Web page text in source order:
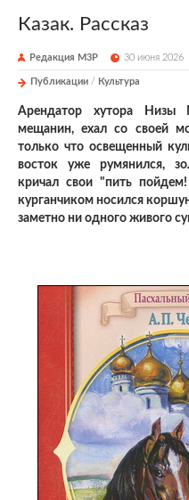
Казак. Рассказ
Редакция М3Р 30 июня 2026
Публикации / Культура
Арендатор хутора Низы
мещанин, ехал со своей
только что освещенный
восток уже румянился,
кричал свои "пить
курганчиком носился
заметно ни одного живого